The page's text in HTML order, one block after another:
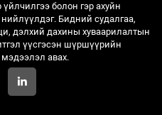
болон гэр ахуйн
Бидний судалгаа,
дэлхий дахины хуваарилалтын
үүсгэсэн шүршүүрийн
авах.